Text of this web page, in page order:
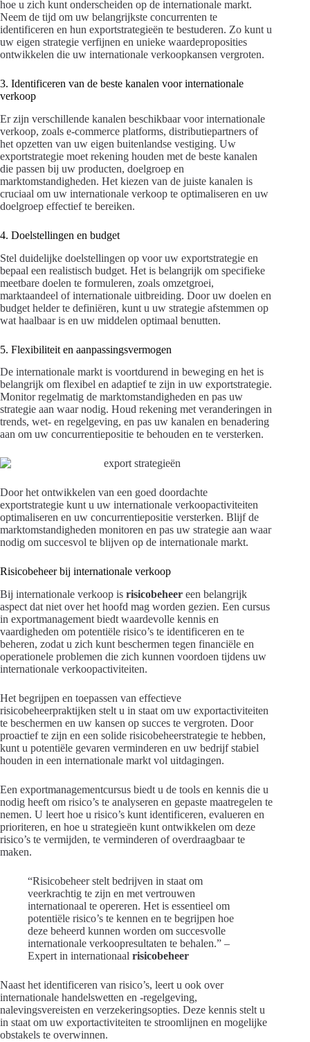
hoe u zich kunt onderscheiden op de internationale markt.
Neem de tijd om uw belangrijkste concurrenten te
identificeren en hun exportstrategieën te bestuderen. Zo kunt u
uw eigen strategie verfijnen en unieke waardeproposities
ontwikkelen die uw internationale verkoopkansen vergroten.
3. Identificeren van de beste kanalen voor internationale
verkoop
Er zijn verschillende kanalen beschikbaar voor internationale
verkoop, zoals e-commerce platforms, distributiepartners of
het opzetten van uw eigen buitenlandse vestiging. Uw
exportstrategie moet rekening houden met de beste kanalen
die passen bij uw producten, doelgroep en
marktomstandigheden. Het kiezen van de juiste kanalen is
cruciaal om uw internationale verkoop te optimaliseren en uw
doelgroep effectief te bereiken.
4. Doelstellingen en budget
Stel duidelijke doelstellingen op voor uw exportstrategie en
bepaal een realistisch budget. Het is belangrijk om specifieke
meetbare doelen te formuleren, zoals omzetgroei,
marktaandeel of internationale uitbreiding. Door uw doelen en
budget helder te definiëren, kunt u uw strategie afstemmen op
wat haalbaar is en uw middelen optimaal benutten.
5. Flexibiliteit en aanpassingsvermogen
De internationale markt is voortdurend in beweging en het is
belangrijk om flexibel en adaptief te zijn in uw exportstrategie.
Monitor regelmatig de marktomstandigheden en pas uw
strategie aan waar nodig. Houd rekening met veranderingen in
trends, wet- en regelgeving, en pas uw kanalen en benadering
aan om uw concurrentiepositie te behouden en te versterken.
Door het ontwikkelen van een goed doordachte
exportstrategie kunt u uw internationale verkoopactiviteiten
optimaliseren en uw concurrentiepositie versterken. Blijf de
marktomstandigheden monitoren en pas uw strategie aan waar
nodig om succesvol te blijven op de internationale markt.
Risicobeheer bij internationale verkoop
Bij internationale verkoop is risicobeheer een belangrijk
aspect dat niet over het hoofd mag worden gezien. Een cursus
in exportmanagement biedt waardevolle kennis en
vaardigheden om potentiële risico’s te identificeren en te
beheren, zodat u zich kunt beschermen tegen financiële en
operationele problemen die zich kunnen voordoen tijdens uw
internationale verkoopactiviteiten.
Het begrijpen en toepassen van effectieve
risicobeheerpraktijken stelt u in staat om uw exportactiviteiten
te beschermen en uw kansen op succes te vergroten. Door
proactief te zijn en een solide risicobeheerstrategie te hebben,
kunt u potentiële gevaren verminderen en uw bedrijf stabiel
houden in een internationale markt vol uitdagingen.
Een exportmanagementcursus biedt u de tools en kennis die u
nodig heeft om risico’s te analyseren en gepaste maatregelen te
nemen. U leert hoe u risico’s kunt identificeren, evalueren en
prioriteren, en hoe u strategieën kunt ontwikkelen om deze
risico’s te vermijden, te verminderen of overdraagbaar te
maken.
“Risicobeheer stelt bedrijven in staat om
veerkrachtig te zijn en met vertrouwen
internationaal te opereren. Het is essentieel om
potentiële risico’s te kennen en te begrijpen hoe
deze beheerd kunnen worden om succesvolle
internationale verkoopresultaten te behalen.” –
Expert in internationaal risicobeheer
Naast het identificeren van risico’s, leert u ook over
internationale handelswetten en -regelgeving,
nalevingsvereisten en verzekeringsopties. Deze kennis stelt u
in staat om uw exportactiviteiten te stroomlijnen en mogelijke
obstakels te overwinnen.